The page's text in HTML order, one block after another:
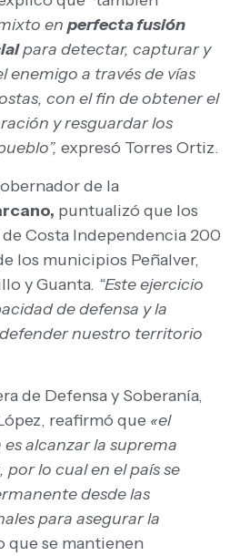
en perfecta fusión
para detectar, capturar y
enemigo a través de vías
con el fin de obtener el
y resguardar los
expresó Torres Ortiz.
de la
puntualizó que los
Costa Independencia 200
los municipios Peñalver,
y Guanta. “Este ejercicio
de defensa y la
nuestro territorio
de Defensa y Soberanía,
reafirmó que «el
alcanzar la suprema
lo cual en el país se
desde las
para asegurar la
que se mantienen